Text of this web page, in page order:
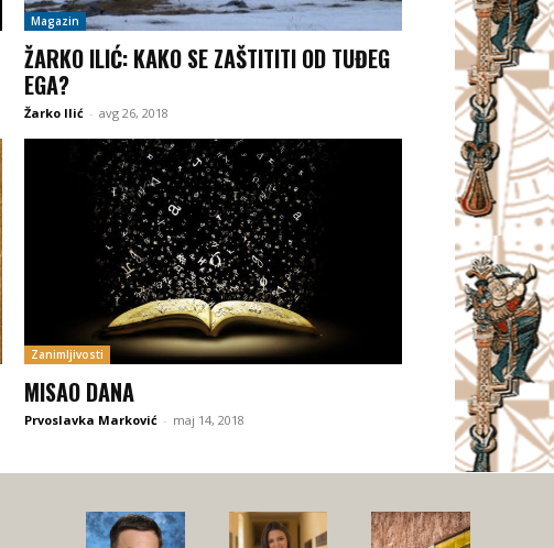
Magazin
ŽARKO ILIĆ: KAKO SE ZAŠTITITI OD TUĐEG
EGA?
Žarko Ilić - avg 26, 2018
Zanimljivosti
MISAO DANA
Prvoslavka Marković - maj 14, 2018